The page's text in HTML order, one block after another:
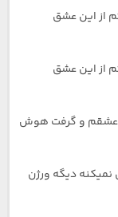
از این عشق
از این عشق
عشقم و گرفت هوش
دیگه ورژن